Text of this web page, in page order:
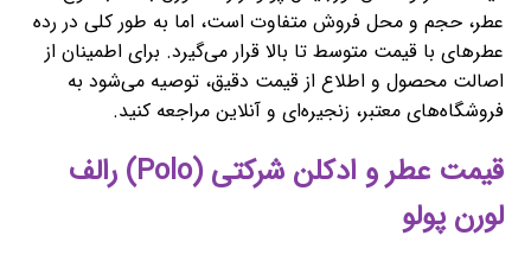
عطر، حجم و محل فروش متفاوت است، اما به طور کلی در رده
عطرهای با قیمت متوسط تا بالا قرار می‌گیرد. برای اطمینان از
اصالت محصول و اطلاع از قیمت دقیق، توصیه می‌شود به
فروشگاه‌های معتبر، زنجیره‌ای و آنلاین مراجعه کنید.
قیمت عطر و ادکلن شرکتی (Polo) رالف
لورن پولو